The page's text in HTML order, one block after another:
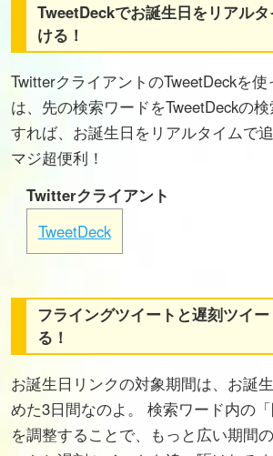
TweetDeckでお誕生日をリアル
ける！
TwitterクライアントのTweetDeckを
は、先の検索ワードをTweetDeckの
すれば、お誕生日をリアルタイムで
マジ超便利！
Twitterクライアント
TweetDeck
フライングツイートと遅刻ツイ
る！
お誕生日リンクの対象期間は、お誕
めた3日間なのよ。 検索ワード内の「
を調整することで、もっと広い期間